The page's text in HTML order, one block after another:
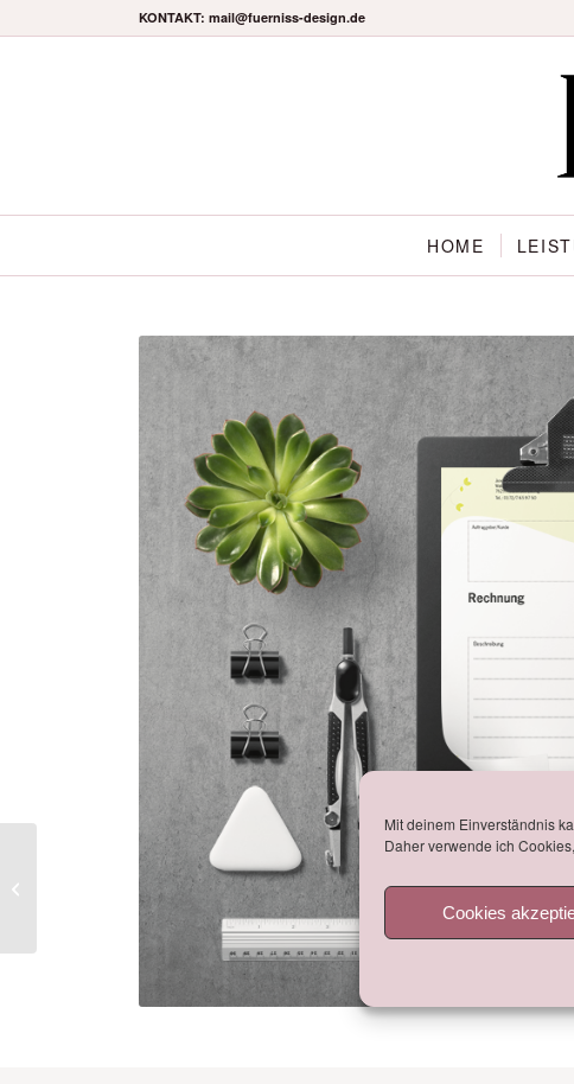
Mit deinem Einverständnis
Daher verwende ich
Cookies
KONTAKT: mail@fuerniss-design.de
HOME
Obst Illustrationen